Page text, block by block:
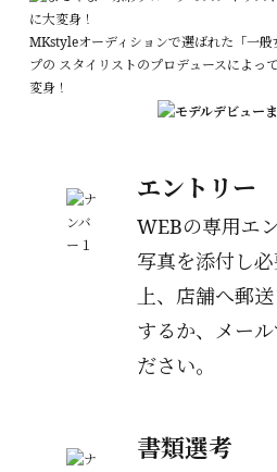
MKstyleオーディションで選ばれた「一
プの スタイリストのプロデュースによっ
変身！
エントリー
WEBの専用エ
写真を添付し
上、 店舗へ郵
するか、メー
ださい。
書類選考